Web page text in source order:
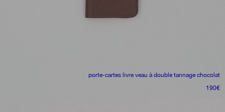
porte-cartes livre veau à double tannage chocolat
190€